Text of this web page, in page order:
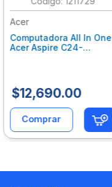
Acer
Computadora All In One
Acer Aspire C24-
Dq.Bmjal.002
$12,690.00
Comprar